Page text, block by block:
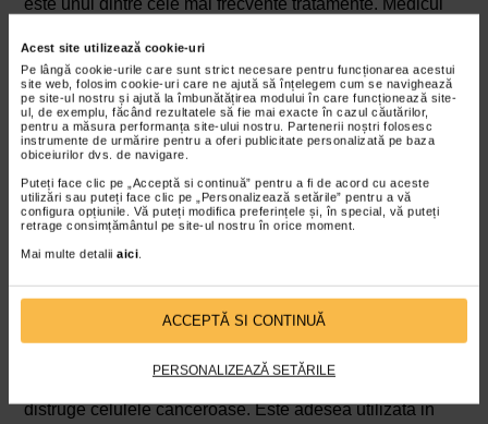
Acest site utilizează cookie-uri
Pe lângă cookie-urile care sunt strict necesare pentru funcționarea acestui
site web, folosim cookie-uri care ne ajută să înțelegem cum se navighează
pe site-ul nostru și ajută la îmbunătățirea modului în care funcționează site-
ul, de exemplu, făcând rezultatele să fie mai exacte în cazul căutărilor,
pentru a măsura performanța site-ului nostru. Partenerii noștri folosesc
instrumente de urmărire pentru a oferi publicitate personalizată pe baza
obiceiurilor dvs. de navigare.
Puteți face clic pe „Acceptă si continuă” pentru a fi de acord cu aceste
utilizări sau puteți face clic pe „Personalizează setările” pentru a vă
configura opțiunile. Vă puteți modifica preferințele și, în special, vă puteți
retrage consimțământul pe site-ul nostru în orice moment.
Mai multe detalii aici.
ACCEPTĂ SI CONTINUĂ
PERSONALIZEAZĂ SETĂRILE
tesut sanatos din jur, pentru a asigura eliminarea
completa a celulelor canceroase.
Chirurgia Mohs
Aceasta procedura chirurgicala specializata implica
indepartarea progresiva si examinarea microscopica a
straturilor succesive de tesut in timpul operatiei, pana
cand nu mai sunt detectate celule canceroase. Este
localizate in zone sensibile sau usor vizibile.
Radioterapia
Presupune utilizarea radiatiilor ionizante pentru a
distruge celulele canceroase. Este adesea utilizata in